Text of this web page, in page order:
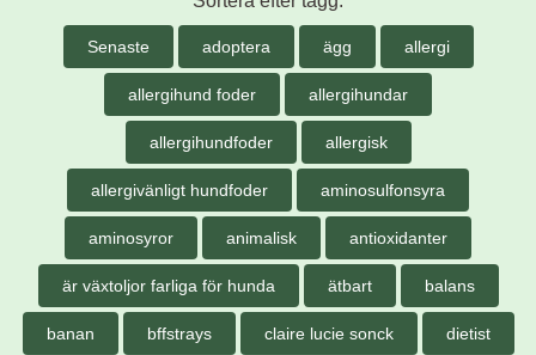
Senaste adoptera ägg allergi
allergihund foder allergihundar
allergihundfoder allergisk
allergivänligt hundfoder aminosulfonsyra
aminosyror animalisk antioxidanter
är växtoljor farliga för hunda ätbart balans
banan bffstrays claire lucie sonck dietist